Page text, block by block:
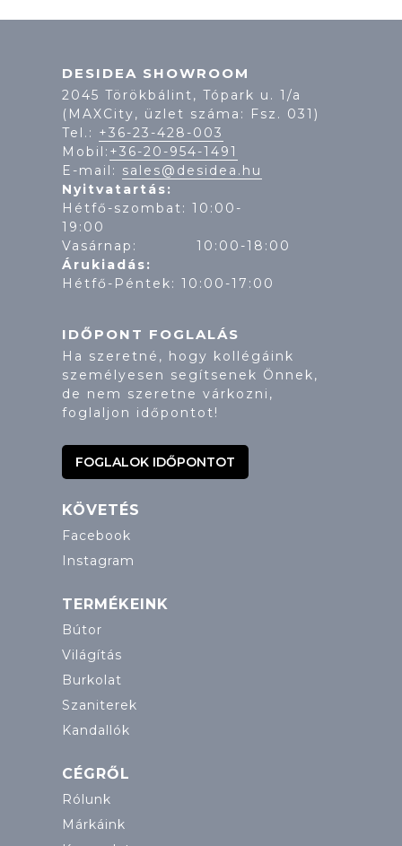
DESIDEA SHOWROOM
2045 Törökbálint, Tópark u. 1/a
(MAXCity, üzlet száma: Fsz. 031)
Tel.: +36-23-428-003
Mobil: +36-20-954-1491
E-mail: sales@desidea.hu
Nyitvatartás:
Hétfő-szombat: 10:00-
Vasárnap: 10:00-18:00
Árukiadás:
Hétfő-Péntek: 10:00-17:00
IDŐPONT FOGLALÁS
Ha szeretné, hogy kollégáink
személyesen segítsenek Önnek,
de nem szeretne várkozni,
foglaljon időpontot!
FOGLALOK IDŐPONTOT
KÖVETÉS
Facebook
Instagram
TERMÉKEINK
Bútor
Világítás
Burkolat
Szaniterek
Kandallók
CÉGRŐL
Rólunk
Márkáink